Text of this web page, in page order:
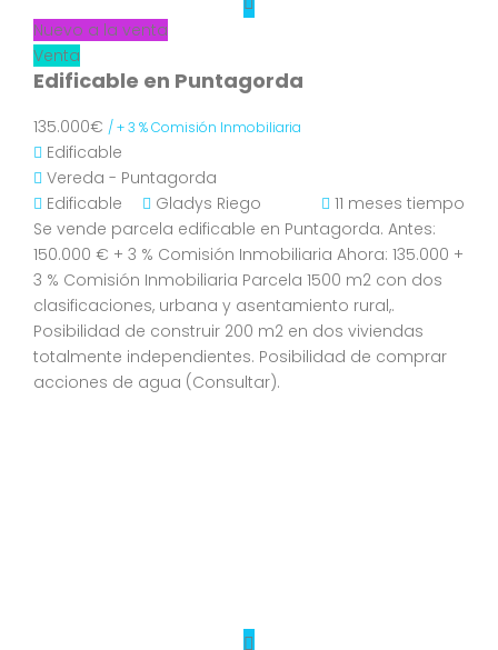
Nuevo a la venta
Venta
Edificable en Puntagorda
135.000€ / + 3 % Comisión Inmobiliaria
Edificable
Vereda - Puntagorda
Edificable
Gladys Riego
11 meses tiempo
Se vende parcela edificable en Puntagorda. Antes:
150.000 € + 3 % Comisión Inmobiliaria Ahora: 135.000 +
3 % Comisión Inmobiliaria Parcela 1500 m2 con dos
clasificaciones, urbana y asentamiento rural,.
Posibilidad de construir 200 m2 en dos viviendas
totalmente independientes. Posibilidad de comprar
acciones de agua (Consultar).